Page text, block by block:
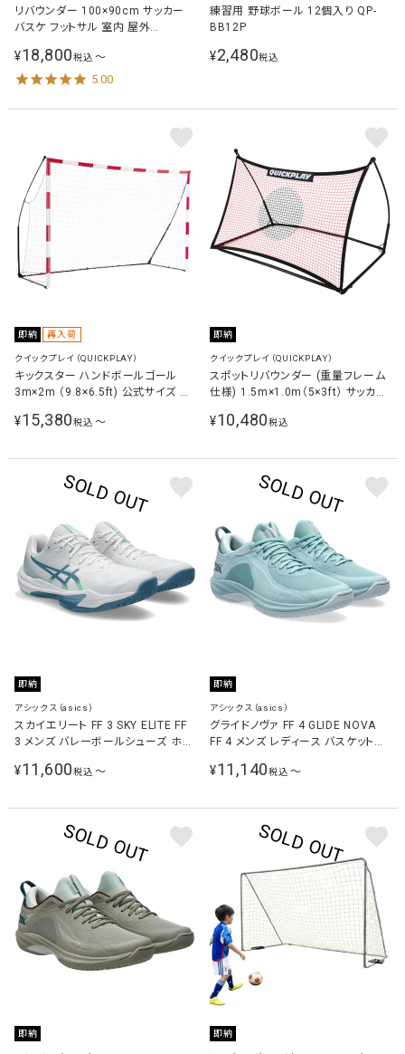
リバウンダー 100×90cm サッカー
バスケ フットサル 室内 屋外
¥18,800税込 〜
5.00
練習用 野球ボール 12個入り QP-
BB12P
¥2,480税込
即納 再入荷
クイックプレイ（QUICKPLAY）
キックスター ハンドボールゴール
3m×2m （9.8×6.5ft) 公式サイズ 組
¥15,380税込 〜
即納
クイックプレイ（QUICKPLAY）
スポットリバウンダー (重量フレーム
仕様) 1.5m×1.0m（5×3ft） サッカー
¥10,480税込
即納
アシックス（asics）
スカイエリート FF 3 SKY ELITE FF
3 メンズ バレーボールシューズ ホワ
¥11,600税込 〜
即納
アシックス（asics）
グライドノヴァ FF 4 GLIDE NOVA
FF 4 メンズ レディース バスケットボ
ールブルー 1063A105 400
¥11,140税込 〜
即納 即納